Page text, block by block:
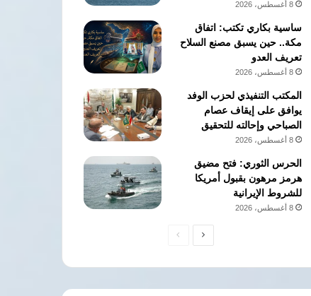
8 أغسطس، 2026
ساسية بكاري تكتب: اتفاق
مكة.. حين يسبق مصنع السلاح
تعريف العدو
8 أغسطس، 2026
المكتب التنفيذي لحزب الوفد
يوافق على إيقاف عصام
الصباحي وإحالته للتحقيق
8 أغسطس، 2026
الحرس الثوري: فتح مضيق
هرمز مرهون بقبول أمريكا
للشروط الإيرانية
8 أغسطس، 2026
الصفحةالصفحة